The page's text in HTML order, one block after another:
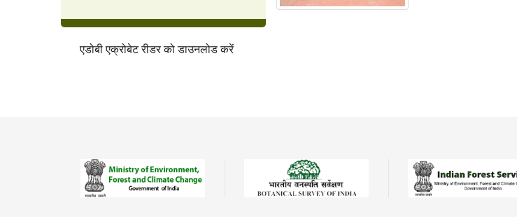
एडोबी एक्रोबेट रीडर को डाउनलोड करें